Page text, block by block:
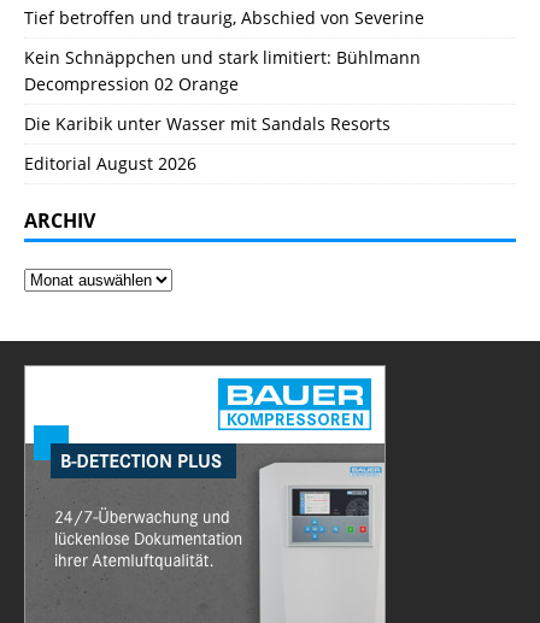
Tief betroffen und traurig, Abschied von Severine
Kein Schnäppchen und stark limitiert: Bühlmann
Decompression 02 Orange
Die Karibik unter Wasser mit Sandals Resorts
Editorial August 2026
ARCHIV